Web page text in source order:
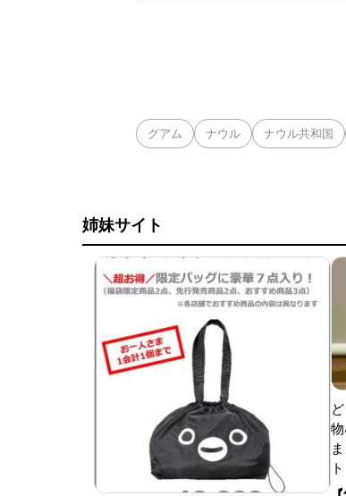
グアム ナウル ナウル共和国
姉妹サイト
ト